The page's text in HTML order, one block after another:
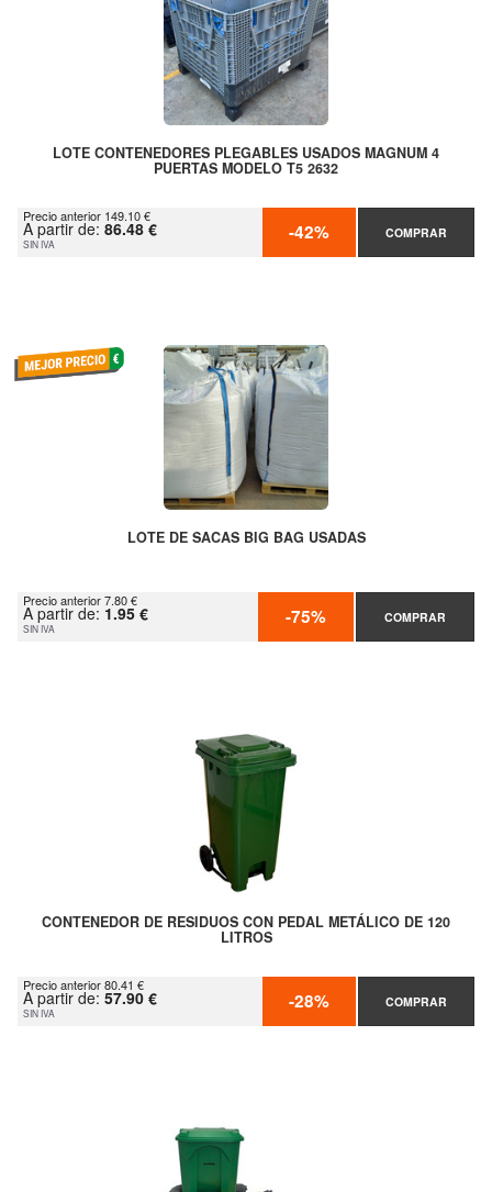
LOTE CONTENEDORES PLEGABLES USADOS MAGNUM 4
PUERTAS MODELO T5 2632
Precio anterior 149.10 €
A partir de: 86.48 €
SIN IVA -42% COMPRAR
LOTE DE SACAS BIG BAG USADAS
Precio anterior 7.80 €
A partir de: 1.95 €
SIN IVA -75% COMPRAR
CONTENEDOR DE RESIDUOS CON PEDAL METÁLICO DE 120
LITROS
Precio anterior 80.41 €
A partir de: 57.90 €
SIN IVA -28% COMPRAR